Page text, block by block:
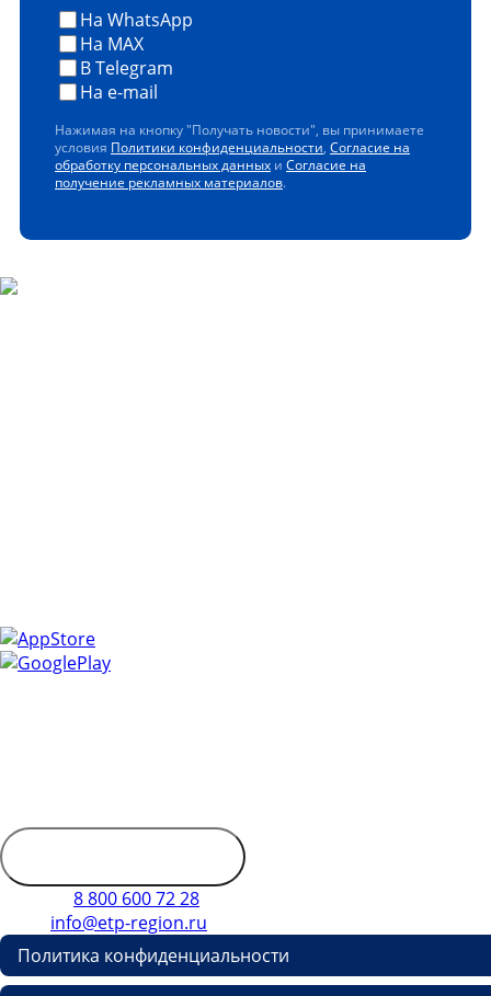
На WhatsApp
На MAX
В Telegram
На e-mail
Нажимая на кнопку "Получать новости", вы принимаете
условия Политики конфиденциальности, Согласие на
обработку персональных данных и Согласие на
получение рекламных материалов.
8 800 600 72 28
info@etp-region.ru
Политика конфиденциальности